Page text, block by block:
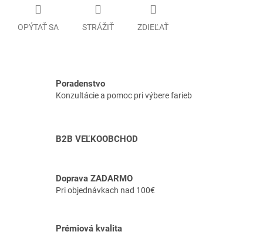
OPÝTAŤ SA STRÁŽIŤ ZDIEĽAŤ
Poradenstvo
Konzultácie a pomoc pri výbere farieb
B2B VEĽKOOBCHOD
Doprava ZADARMO
Pri objednávkach nad 100€
Prémiová kvalita